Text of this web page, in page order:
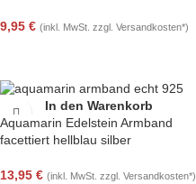
9,95 € (inkl. MwSt. zzgl. Versandkosten*)
In den Warenkorb
Aquamarin Edelstein Armband
facettiert hellblau silber
13,95 € (inkl. MwSt. zzgl. Versandkosten*)